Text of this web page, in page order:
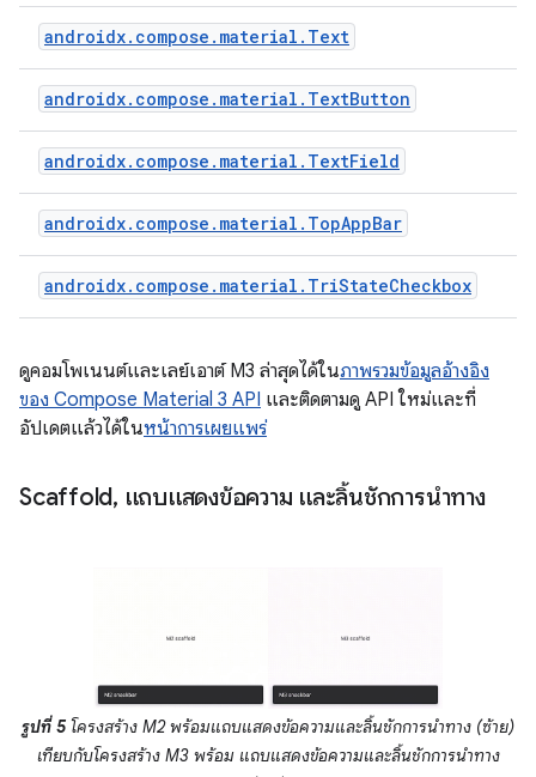
androidx.compose.material.Text
androidx.compose.material.TextButton
androidx.compose.material.TextField
androidx.compose.material.TopAppBar
androidx.compose.material.TriStateCheckbox
ดูคอมโพเนนต์และเลย์เอาต์ M3 ล่าสุดได้ในภาพรวมข้อมูลอ้างอิง
ของ Compose Material 3 API และติดตามดู API ใหม่และที่
อัปเดตแล้วได้ในหน้าการเผยแพร่
Scaffold, แถบแสดงข้อความ และลิ้นชักการนำทาง
รูปที่ 5 โครงสร้าง M2 พร้อมแถบแสดงข้อความและลิ้นชักการนำทาง (ซ้าย)
เทียบกับโครงสร้าง M3 พร้อม แถบแสดงข้อความและลิ้นชักการนำทาง